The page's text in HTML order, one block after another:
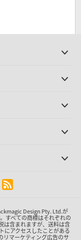
Design Pty. Ltd.が
すべての商標はそれぞれの
は含まれますが、送料は含
にアクセスしたことがある
リマーケティング広告のサ